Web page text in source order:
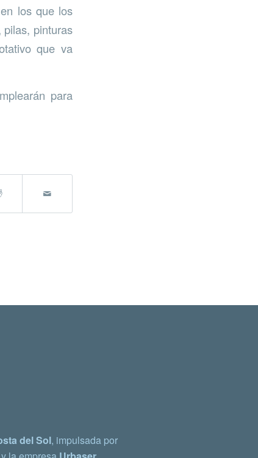
los que los
pilas, pinturas
que va
para
del Sol, impulsada por